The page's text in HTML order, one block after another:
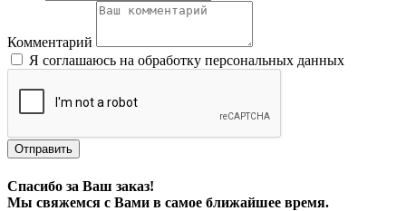
Комментарий
Я соглашаюсь на обработку персональных данных
Отправить
Спасибо за Ваш заказ!
Мы свяжемся с Вами в самое ближайшее время.